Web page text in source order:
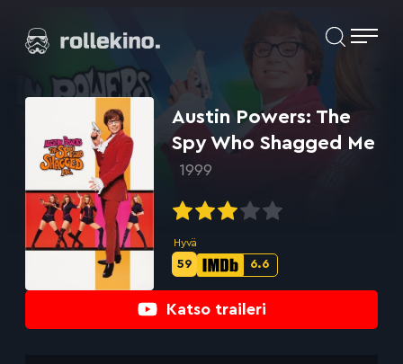
suoraan
Elokuvat ja elokuva-arviot | Rollekino.fi
lopputekstien
Katso traileri
Austin Powers: The
Spy Who Shagged Me
1999
Hyvä
IMDb-
pisteet:
6.6
Metascore-
59